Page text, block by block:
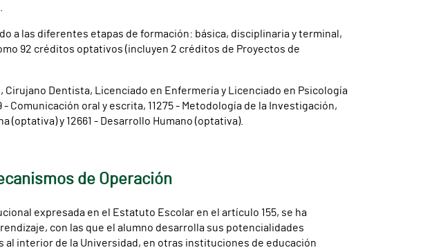
a las diferentes etapas de formación: básica, disciplinaria y terminal,
92 créditos optativos (incluyen 2 créditos de Proyectos de
Dentista, Licenciado en Enfermería y Licenciado en Psicología
- Comunicación oral y escrita, 11275 - Metodología de la Investigación,
(optativa) y 12661 - Desarrollo Humano (optativa).
de Operación
expresada en el Estatuto Escolar en el artículo 155, se ha
con las que el alumno desarrolla sus potencialidades
interior de la Universidad, en otras instituciones de educación